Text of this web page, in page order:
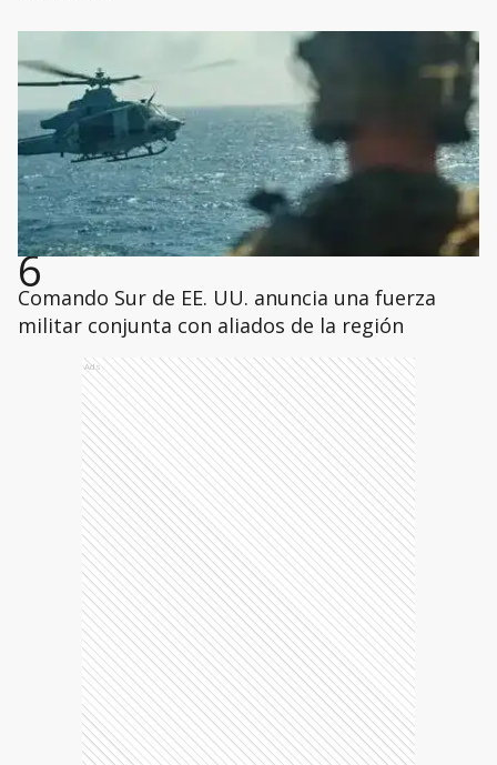
6
Comando Sur de EE. UU. anuncia una fuerza
militar conjunta con aliados de la región
Ads